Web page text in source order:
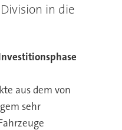
in die
aus dem von
sehr